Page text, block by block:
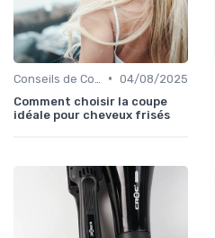
• 04/08/2025
Comment choisir la coupe
idéale pour cheveux frisés